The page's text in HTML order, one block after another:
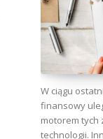
W ciągu
finansowy
motorem tych
technologii.